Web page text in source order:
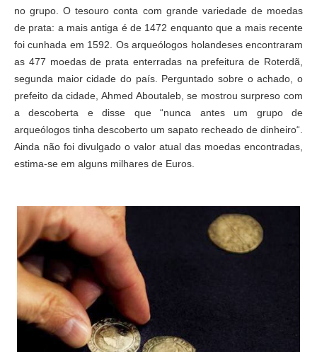
no grupo. O tesouro conta com grande variedade de moedas
de prata: a mais antiga é de 1472 enquanto que a mais recente
foi cunhada em 1592. Os arqueólogos holandeses encontraram
as 477 moedas de prata enterradas na prefeitura de Roterdã,
segunda maior cidade do país. Perguntado sobre o achado, o
prefeito da cidade, Ahmed Aboutaleb, se mostrou surpreso com
a descoberta e disse que “nunca antes um grupo de
arqueólogos tinha descoberto um sapato recheado de dinheiro“.
Ainda não foi divulgado o valor atual das moedas encontradas,
estima-se em alguns milhares de Euros.